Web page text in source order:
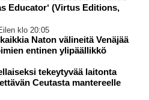
Educator‘ (Virtus Editions,
klo 20:05
Naton välineitä Venäjää
entinen ylipäällikkö
tekeytyvää laitonta
Ceutasta mantereelle